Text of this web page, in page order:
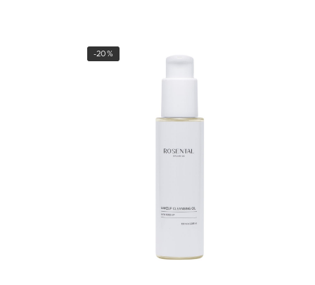
-20%